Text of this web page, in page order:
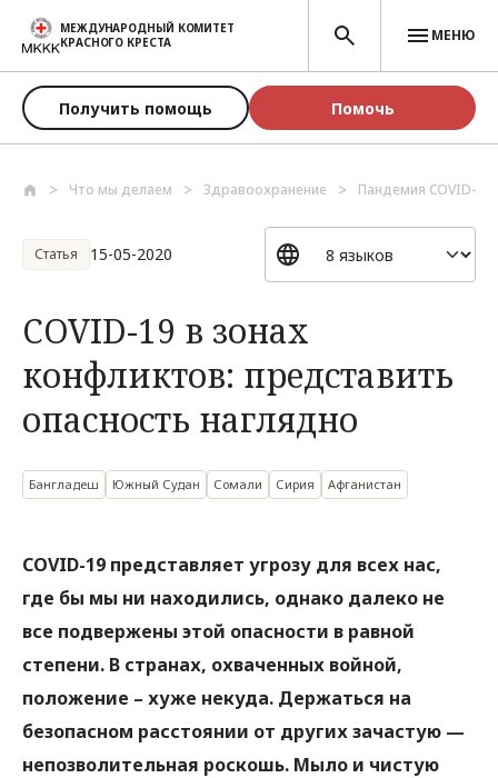
Перейти к основному содержанию
МЕЖДУНАРОДНЫЙ КОМИТЕТ
КРАСНОГО КРЕСТА
МЕНЮ
Получить помощь Помочь
Что мы делаем Здравоохранение Пандемия COVID-19
Статья 15-05-2020
COVID-19 в зонах
конфликтов: представить
опасность наглядно
Бангладеш Южный Судан Сомали Сирия Афганистан
COVID-19 представляет угрозу для всех нас,
где бы мы ни находились, однако далеко не
все подвержены этой опасности в равной
степени. В странах, охваченных войной,
положение – хуже некуда. Держаться на
безопасном расстоянии от других зачастую —
непозволительная роскошь. Мыло и чистую